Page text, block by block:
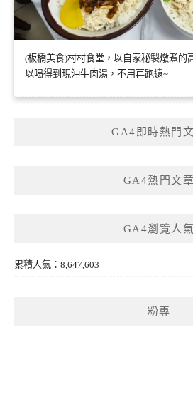
(板橋美食)村村食堂，以自家秘製燉煮的
以喝得到現沖牛肉湯，不用再跑遠~
GA4即時熱門
GA4熱門文章
GA4瀏覽人氣
累積人氣：8,647,603
粉專